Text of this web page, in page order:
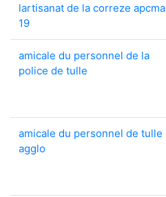
lartisanat de la correze apcma
19
amicale du personnel de la
police de tulle
amicale du personnel de tulle
agglo